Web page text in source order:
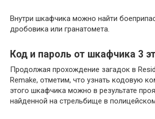
Внутри шкафчика можно найти
дробовика или гранатомета.
Код и пароль от шкафчика 3
Продолжая прохождение загадок в
Remake, отметим, что узнать кодовую
этого шкафчика можно в результате
найденной на стрельбище в